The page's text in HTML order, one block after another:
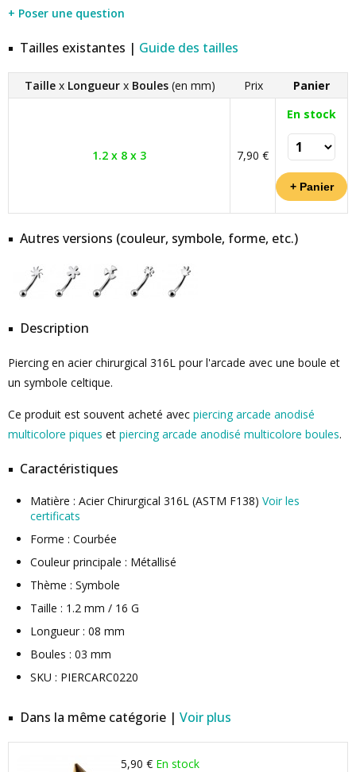
+ Poser une question
Tailles existantes | Guide des tailles
Taille x Longueur x Boules (en mm) Prix Panier
1.2 x 8 x 3 7,90 €
En stock
Autres versions (couleur, symbole, forme, etc.)
Description
Piercing en acier chirurgical 316L pour l'arcade avec une boule et
un symbole celtique.
Ce produit est souvent acheté avec piercing arcade anodisé
multicolore piques et piercing arcade anodisé multicolore boules.
Caractéristiques
Matière : Acier Chirurgical 316L (ASTM F138) Voir les
certificats
Forme : Courbée
Couleur principale : Métallisé
Thème : Symbole
Taille : 1.2 mm / 16 G
Longueur : 08 mm
Boules : 03 mm
SKU : PIERCARC0220
Dans la même catégorie | Voir plus
5,90 € En stock